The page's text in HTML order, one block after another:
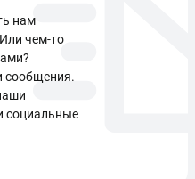
нам
чем-то
социальные